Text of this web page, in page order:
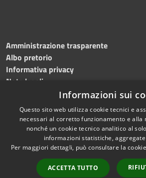
Amministrazione trasparente
Albo pretorio
Informativa privacy
Note legali
Dichiarazione di accessibilità
Accessibilità
Informazioni sui
Questo sito web utilizza cookie tecnici e
necessari al corretto funzionamento e alla
nonché un cookie tecnico analitico al
informazioni statistiche,
Per maggiori dettagli, può consultare la
ACCETTA TUTTO